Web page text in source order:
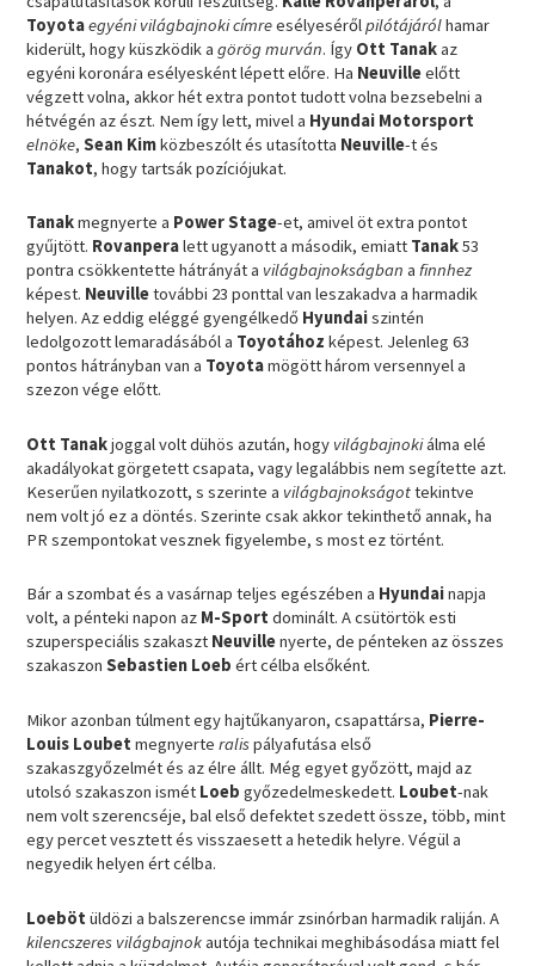
Toyotaegyéni világbajnoki címreesélyesérőlpilótájárólhamar
kiderült, hogy küszködik agörög murván. Így Ott Tanakaz
egyéni koronára esélyesként lépett előre. Ha Neuvilleelőtt
végzett volna, akkor hét extra pontot tudott volna bezsebelni a
hétvégén az észt. Nem így lett, mivel a Hyundai Motorsport
elnöke,Sean Kimközbeszólt és utasította Neuville-t és
Tanakot, hogy tartsák pozíciójukat.
Tanakmegnyerte a Power Stage-et, amivel öt extra pontot
gyűjtött. Rovanperalett ugyanott a második, emiatt Tanak53
pontra csökkentette hátrányát a világbajnokságbanafinnhez
képest. Neuvilletovábbi 23 ponttal van leszakadva a harmadik
helyen. Az eddig eléggé gyengélkedő Hyundaiszintén
ledolgozott lemaradásából a Toyotáhozképest. Jelenleg 63
pontos hátrányban van a Toyotamögött három versennyel a
szezon vége előtt.
Ott Tanakjoggal volt dühös azután, hogy világbajnokiálma elé
akadályokat görgetett csapata, vagy legalábbis nem segítette azt.
Keserűen nyilatkozott, s szerinte a világbajnokságottekintve
nem volt jó ez a döntés. Szerinte csak akkor tekinthető annak, ha
PR szempontokat vesznek figyelembe, s most ez történt.
Bár a szombat és a vasárnap teljes egészében a Hyundainapja
volt, a pénteki napon az M-Sport dominált. A csütörtök esti
szuperspeciális szakaszt Neuvillenyerte, de pénteken az összes
szakaszonSebastien Loeb ért célba elsőként.
Mikor azonban túlment egy hajtűkanyaron, csapattársa, Pierre-
Louis Loubet megnyerteralispályafutása első
szakaszgyőzelmét és az élre állt. Még egyet győzött, majd az
utolsó szakaszon ismét Loebgyőzedelmeskedett. Loubet-nak
nem volt szerencséje, bal első defektet szedett össze, több, mint
egy percet vesztett és visszaesett a hetedik helyre. Végül a
negyedik helyen ért célba.
Loebötüldözi a balszerencse immár zsinórban harmadik raliján. A
kilencszeres világbajnokautója technikai meghibásodása miatt fel